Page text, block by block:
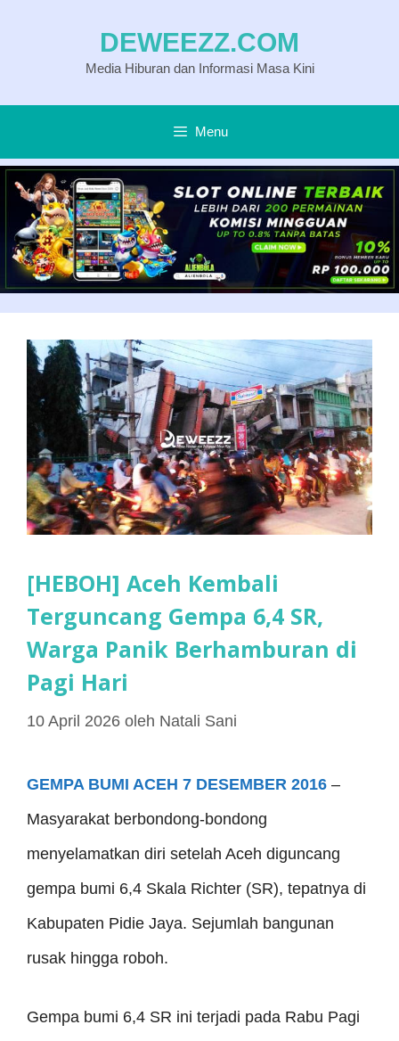
DEWEEZZ.COM
Media Hiburan dan Informasi Masa Kini
Menu
[HEBOH] Aceh Kembali
Terguncang Gempa 6,4 SR,
Warga Panik Berhamburan di
Pagi Hari
10 April 2026 oleh Natali Sani
GEMPA BUMI ACEH 7 DESEMBER 2016 –
Masyarakat berbondong-bondong
menyelamatkan diri setelah Aceh diguncang
gempa bumi 6,4 Skala Richter (SR), tepatnya di
Kabupaten Pidie Jaya. Sejumlah bangunan
rusak hingga roboh.
Gempa bumi 6,4 SR ini terjadi pada Rabu Pagi